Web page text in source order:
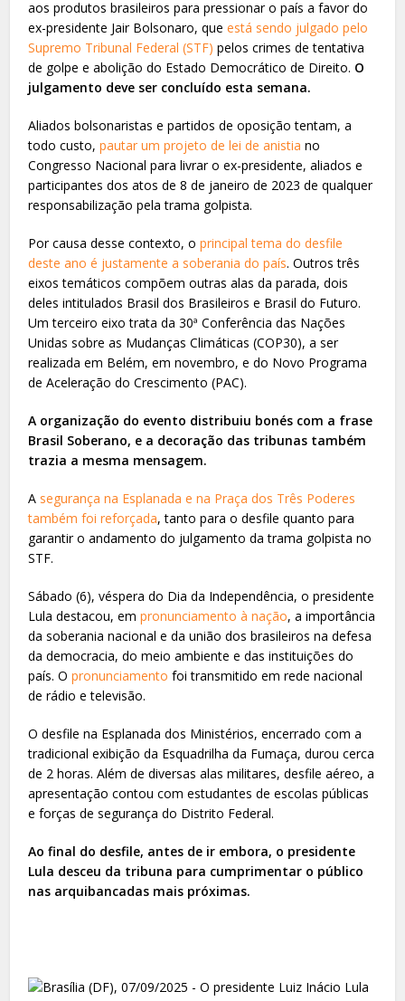
aos produtos brasileiros para pressionar o país a favor do
ex-presidente Jair Bolsonaro, queestá sendo julgado pelo
Supremo Tribunal Federal (STF) pelos crimes de tentativa
de golpe e abolição do Estado Democrático de Direito. O
julgamento deve ser concluído esta semana.
Aliados bolsonaristas e partidos de oposição tentam, a
todo custo,pautar um projeto de lei de anistia no
Congresso Nacional para livrar o ex-presidente, aliados e
participantes dos atos de 8 de janeiro de 2023 de qualquer
responsabilização pela trama golpista.
Por causa desse contexto, oprincipal tema do desfile
deste ano é justamente a soberania do país. Outros três
eixos temáticos compõem outras alas da parada, dois
deles intitulados Brasil dos Brasileiros e Brasil do Futuro.
Um terceiro eixo trata da 30ª Conferência das Nações
Unidas sobre as Mudanças Climáticas (COP30), a ser
realizada em Belém, em novembro, e do Novo Programa
de Aceleração do Crescimento (PAC).
A organização do evento distribuiu bonés com a frase
Brasil Soberano, e a decoração das tribunas também
trazia a mesma mensagem.
A segurança na Esplanada e na Praça dos Três Poderes
também foi reforçada, tanto para o desfile quanto para
garantir o andamento do julgamento da trama golpista no
STF.
Sábado (6), véspera do Dia da Independência, o presidente
Lula destacou, empronunciamento à nação, a importância
da soberania nacional e da união dos brasileiros na defesa
da democracia, do meio ambiente e das instituições do
país. Opronunciamento foi transmitido em rede nacional
de rádio e televisão.
O desfile na Esplanada dos Ministérios, encerrado com a
tradicional exibição da Esquadrilha da Fumaça, durou cerca
de 2 horas. Além de diversas alas militares, desfile aéreo, a
apresentação contou com estudantes de escolas públicas
e forças de segurança do Distrito Federal.
Ao final do desfile, antes de ir embora, o presidente
Lula desceu da tribuna para cumprimentar o público
nas arquibancadas mais próximas.